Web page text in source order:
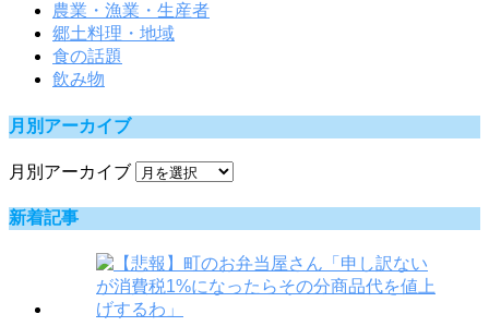
農業・漁業・生産者
郷土料理・地域
食の話題
飲み物
月別アーカイブ
月別アーカイブ
新着記事